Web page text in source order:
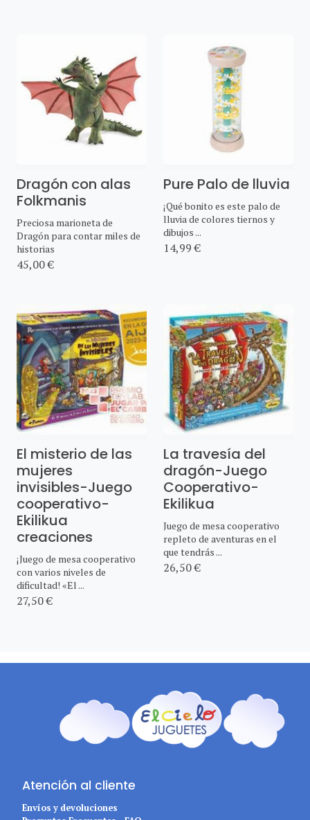
Dragón con alas
Folkmanis
Preciosa marioneta de
Dragón para contar miles de
historias
45,00 €
Pure Palo de lluvia
¡Qué bonito es este palo de
lluvia de colores tiernos y
dibujos ...
14,99 €
El misterio de las
mujeres
invisibles-Juego
cooperativo-
Ekilikua
creaciones
¡Juego de mesa cooperativo
con varios niveles de
dificultad! «El ...
27,50 €
La travesía del
dragón-Juego
Cooperativo-
Ekilikua
Juego de mesa cooperativo
repleto de aventuras en el
que tendrás ...
26,50 €
Atención al cliente
Envíos y devoluciones